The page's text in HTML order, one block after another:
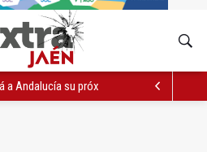
a Andalucía su próximo comité de crisis